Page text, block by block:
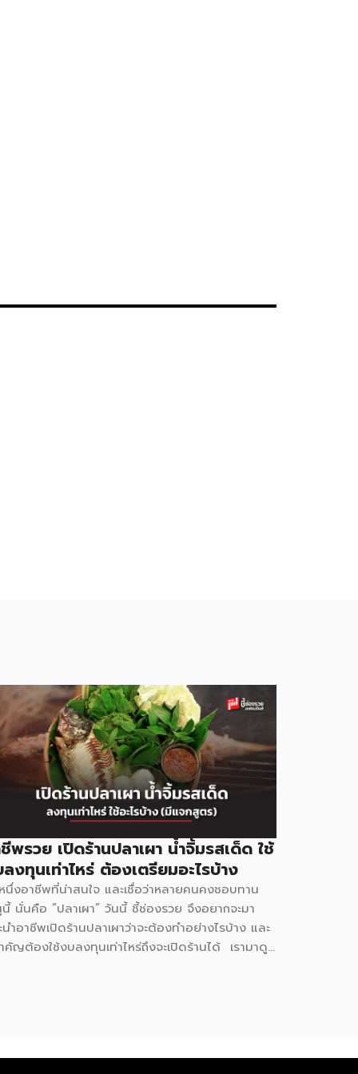
พรวย เปิดร้านปลาเผา น้ำจิ้มรสเด็ด ใช้
งทุนเท่าไหร่ ต้องเตรียมอะไรบ้าง
นึ่งอาชีพที่น่าสนใจ และเชื่อว่าหลายคนคงชอบทาน
นี้ นั่นคือ “ปลาเผา” วันนี้ ชี้ช่องรวย จึงอยากจะมา
นำอาชีพเปิดร้านปลาเผาว่าจะต้องทำอย่างไรบ้าง และ
คัญต้องใช้งบลงทุนเท่าไหร่ถึงจะเปิดร้านได้ เรามาดู
กาสขายได้มาก มีแหล่งซื้อวัตถุดิบ สิ่งสำคัญที่สุด คือ